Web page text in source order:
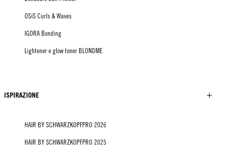
OSiS Curls & Waves
IGORA Bonding
Lightener e glow toner BLONDME
ISPIRAZIONE
HAIR BY SCHWARZKOPFPRO 2026
HAIR BY SCHWARZKOPFPRO 2025